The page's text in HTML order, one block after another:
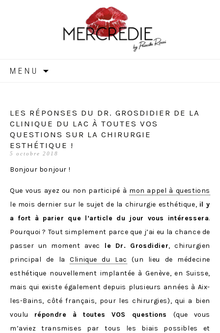
MERCREDIE
MENU
LES RÉPONSES DU DR. GROSDIDIER DE LA
CLINIQUE DU LAC À TOUTES VOS
QUESTIONS SUR LA CHIRURGIE
ESTHÉTIQUE !
5 octobre 2018
Bonjour bonjour !
Que vous ayez ou non participé à mon appel à questions
le mois dernier sur le sujet de la chirurgie esthétique, il y
a fort à parier que l’article du jour vous intéressera.
Pourquoi ? Tout simplement parce que j’ai eu la chance de
passer un moment avec
le Dr. Grosdidier, chirurgien
principal de laClinique du Lac
(un lieu de médecine
esthétique nouvellement implantée à Genève, en Suisse,
mais qui existe également depuis plusieurs années à Aix-
les-Bains, côté français, pour les chirurgies), qui a bien
voulu répondre à toutes VOS questions (que vous
m’aviez transmises par tous les biais possibles et